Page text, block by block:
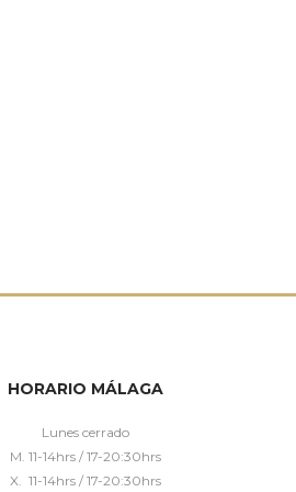
HORARIO MÁLAGA
Lunes cerrado
M. 11-14hrs / 17-20:30hrs
X. 11-14hrs / 17-20:30hrs